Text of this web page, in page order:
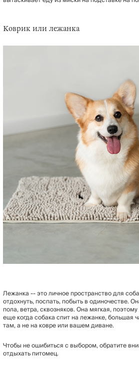
Коврик или лежанка
Лежанка -- это личное пространство для
отдохнуть, поспать, побыть в одиночестве.
пола, ветра, сквозняков. Она мягкая,
еще когда собака спит на лежанке, большая
там, а не на ковре или вашем диване.
Чтобы не ошибиться с выбором, обратите
отдыхать питомец.